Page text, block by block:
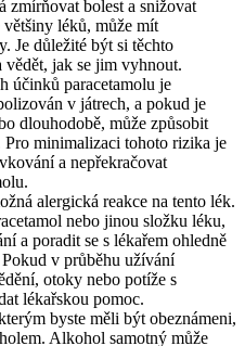
zmírňovat bolest a snižovat
léků, může mít
Je důležité být si těchto
jak se jim vyhnout.
účinků paracetamolu je
v játrech, a pokud je
dlouhodobě, může způsobit
Pro minimalizaci tohoto rizika je
a nepřekračovat
alergická reakce na tento lék.
nebo jinou složku léku,
a poradit se s lékařem ohledně
v průběhu užívání
otoky nebo potíže s
lékařskou pomoc.
byste měli být obeznámeni,
Alkohol samotný může